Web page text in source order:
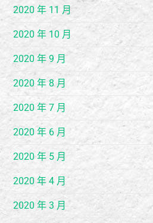
2020 年 11 月
2020 年 10 月
2020 年 9 月
2020 年 8 月
2020 年 7 月
2020 年 6 月
2020 年 5 月
2020 年 4 月
2020 年 3 月